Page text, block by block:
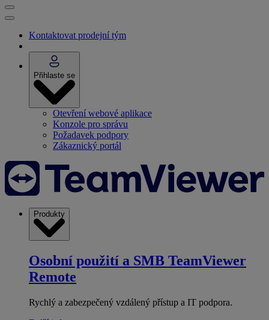
Kontaktovat prodejní tým
Přihlaste se
Otevření webové aplikace
Konzole pro správu
Požadavek podpory
Zákaznický portál
Produkty
Osobní použití a SMB TeamViewer
Remote
Rychlý a zabezpečený vzdálený přístup a IT podpora.